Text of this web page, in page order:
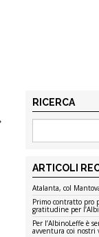
RICERCA
ARTICOLI
Atalanta, col
Primo contratto pro
gratitudine per
Per l’AlbinoLeffe è
avventura coi nostri